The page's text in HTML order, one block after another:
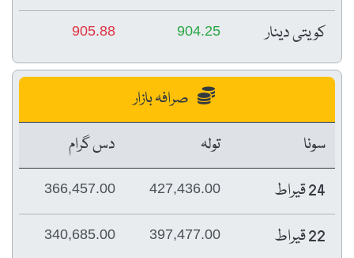
کویتی دینار 904.25
905.88
صرافہ بازار
سونا
تولہ
دس گرام
24 قیراط
427,436.00
366,457.00
22 قیراط 397,477.00
340,685.00